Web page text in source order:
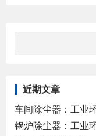
近期文章
车间除尘器：工业
锅炉除尘器：工业